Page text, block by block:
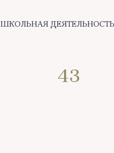
ШКОЛЬНАЯ ДЕЯТЕЛЬНОСТЬ
43